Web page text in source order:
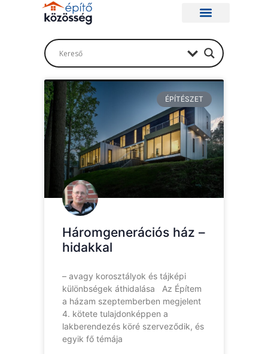
ÉPÍTÉSZET
Háromgenerációs ház –
hidakkal
– avagy korosztályok és tájképi
különbségek áthidalása Az Építem
a házam szeptemberben megjelent
4. kötete tulajdonképpen a
lakberendezés köré szerveződik, és
egyik fő témája